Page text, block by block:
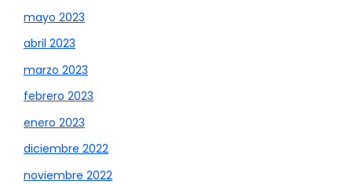
mayo 2023
abril 2023
marzo 2023
febrero 2023
enero 2023
diciembre 2022
noviembre 2022